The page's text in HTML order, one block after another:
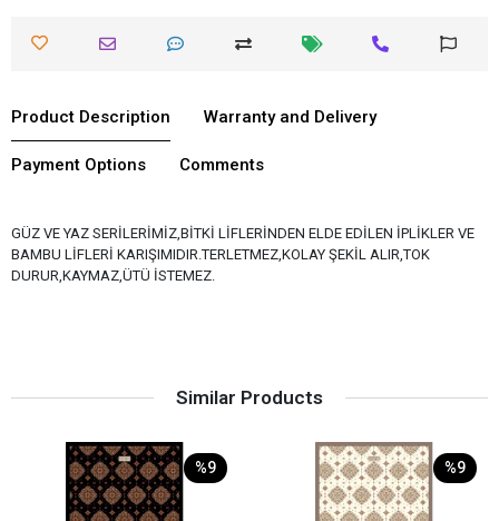
Product Description Warranty and Delivery
Payment Options Comments
GÜZ VE YAZ SERİLERİMİZ,BİTKİ LİFLERİNDEN ELDE EDİLEN İPLİKLER VE
BAMBU LİFLERİ KARIŞIMIDIR.TERLETMEZ,KOLAY ŞEKİL ALIR,TOK
DURUR,KAYMAZ,ÜTÜ İSTEMEZ.
Similar Products
%9 %9